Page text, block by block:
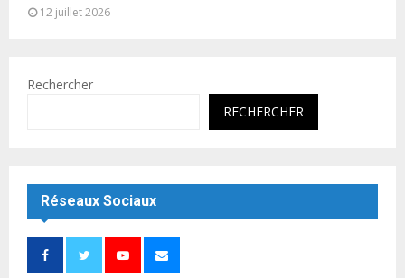
12 juillet 2026
Rechercher
RECHERCHER
Réseaux Sociaux